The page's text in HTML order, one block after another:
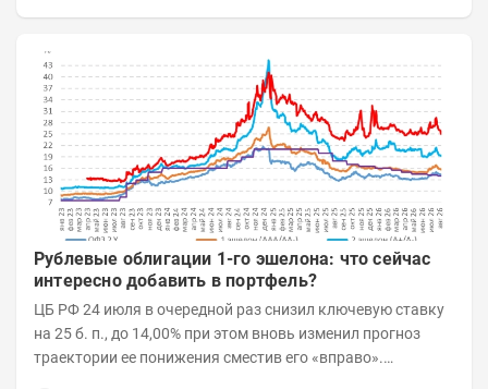
Рублевые облигации 1-го эшелона: что сейчас
интересно добавить в портфель?
ЦБ РФ 24 июля в очередной раз снизил ключевую ставку
на 25 б. п., до 14,00% при этом вновь изменил прогноз
траектории ее понижения сместив его «вправо».